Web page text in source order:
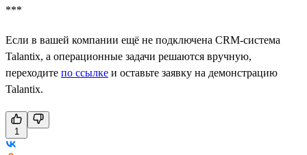
***
Если в вашей компании ещё не подключена CRM-система
Talantix, а операционные задачи решаются вручную,
переходите по ссылке и оставьте заявку на демонстрацию
Talantix.
1